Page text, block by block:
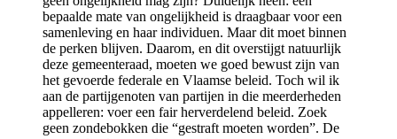
bepaalde mate van ongelijkheid is draagbaar voor een
samenleving en haar individuen. Maar dit moet binnen
de perken blijven. Daarom, en dit overstijgt natuurlijk
deze gemeenteraad, moeten we goed bewust zijn van
het gevoerde federale en Vlaamse beleid. Toch wil ik
aan de partijgenoten van partijen in die meerderheden
appelleren: voer een fair herverdelend beleid. Zoek
geen zondebokken die “gestraft moeten worden”. De